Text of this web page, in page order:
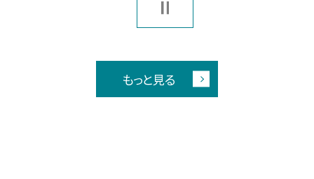
もっと見る